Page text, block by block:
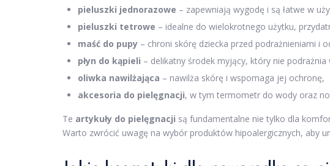
pieluszki jednorazowe – zapewniają wygodę i są łatwe w
pieluszki tetrowe – idealne do wielokrotnego użytku,
maść do pupy – chroni skórę dziecka przed podrażnieniami i
płyn do kąpieli – delikatny środek myjący, który nie
oliwka nawilżająca – nawilża skórę i wspomaga jej ochronę,
akcesoria do pielęgnacji, w tym termometr do wody oraz
Te artykuły do pielęgnacji są fundamentalne nie tylko dla
Warto zwrócić uwagę na wybór produktów hipoalergicznych, aby